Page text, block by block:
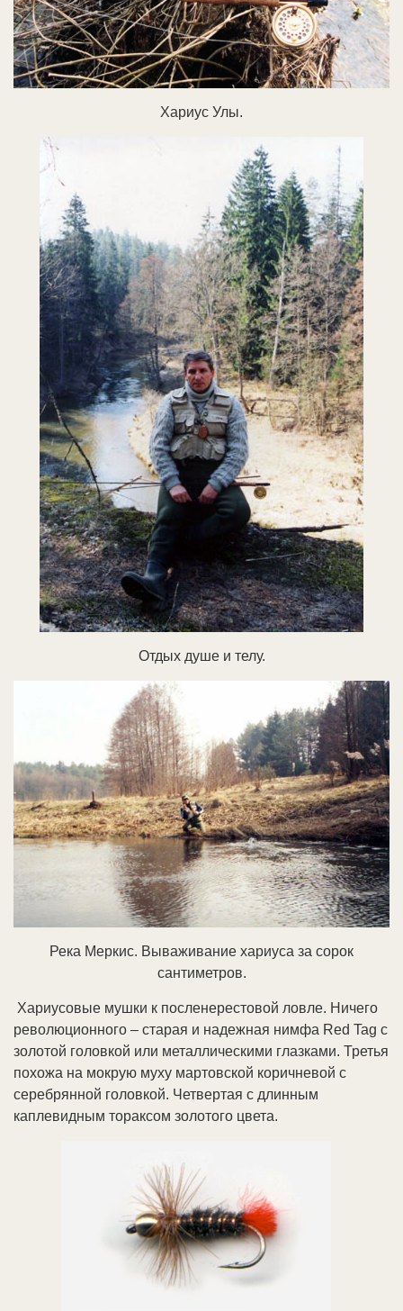
Хариус Улы.
Отдых душе и телу.
Река Меркис. Вываживание хариуса за сорок
сантиметров.
Хариусовые мушки к посленерестовой ловле. Ничего
революционного – старая и надежная нимфа Red Tag с
золотой головкой или металлическими глазками. Третья
похожа на мокрую муху мартовской коричневой с
серебрянной головкой. Четвертая с длинным
каплевидным тораксом золотого цвета.